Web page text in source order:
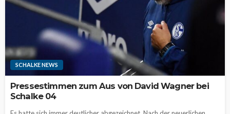
SCHALKE NEWS
Pressestimmen zum Aus von David Wagner bei
Schalke 04